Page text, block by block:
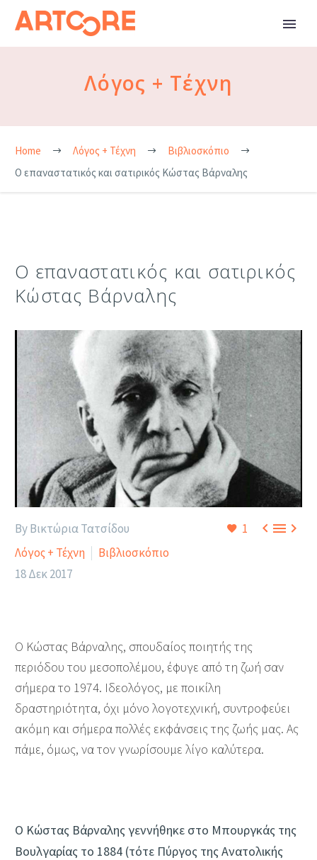
Λόγος + Τέχνη
Home Λόγος + Τέχνη
Βιβλιοσκόπιο
Ο επαναστατικός και σατιρικός Κώστας Βάρναλης
Ο επαναστατικός και σατιρικός
Κώστας Βάρναλης
1 
By Βικτώρια Τατσίδου
Λόγος + Τέχνη
Βιβλιοσκόπιο
18 Δεκ 2017
O Kώστας Βάρναλης, σπουδαίος ποιητής της
περιόδου του μεσοπολέμου, έφυγε από τη ζωή σαν
σήμερα το 1974. Ιδεολόγος, με ποικίλη
δραστηριότητα, όχι μόνο λογοτεχνική, συντροφεύει
ακόμη και σήμερα πολλές εκφάνσεις της ζωής μας. Ας
πάμε, όμως, να τον γνωρίσουμε λίγο καλύτερα.
Ο Κώστας Βάρναλης γεννήθηκε στο Μπουργκάς της
Βουλγαρίας το 1884 (τότε Πύργος της Ανατολικής